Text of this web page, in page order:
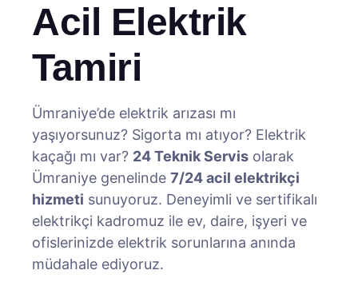
Acil Elektrik
Tamiri
Ümraniye’de elektrik arızası mı
yaşıyorsunuz? Sigorta mı atıyor? Elektrik
kaçağı mı var? 24 Teknik Servis olarak
Ümraniye genelinde 7/24 acil elektrikçi
hizmeti sunuyoruz. Deneyimli ve sertifikalı
elektrikçi kadromuz ile ev, daire, işyeri ve
ofislerinizde elektrik sorunlarına anında
müdahale ediyoruz.